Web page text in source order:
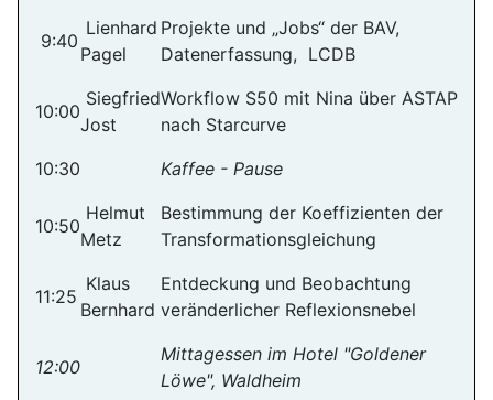
9:40
Lienhard
Pagel
Projekte und „Jobs“ der BAV,
Datenerfassung, LCDB
10:00
Siegfried
Jost
Workflow S50 mit Nina über ASTAP
nach Starcurve
10:30
Kaffee - Pause
10:50
Helmut
Metz
Bestimmung der Koeffizienten der
Transformationsgleichung
11:25
Klaus
Bernhard
Entdeckung und Beobachtung
veränderlicher Reflexionsnebel
12:00
Mittagessen im Hotel "Goldener
Löwe", Waldheim